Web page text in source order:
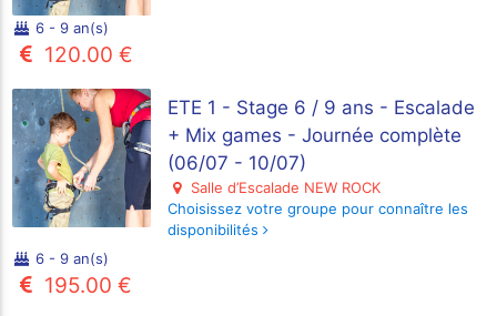
6 - 9 an(s)
120.00 €
ETE 1 - Stage 6 / 9 ans - Escalade
+ Mix games - Journée complète
(06/07 - 10/07)
Salle d’Escalade NEW ROCK
Choisissez votre groupe pour connaître les
disponibilités
6 - 9 an(s)
195.00 €